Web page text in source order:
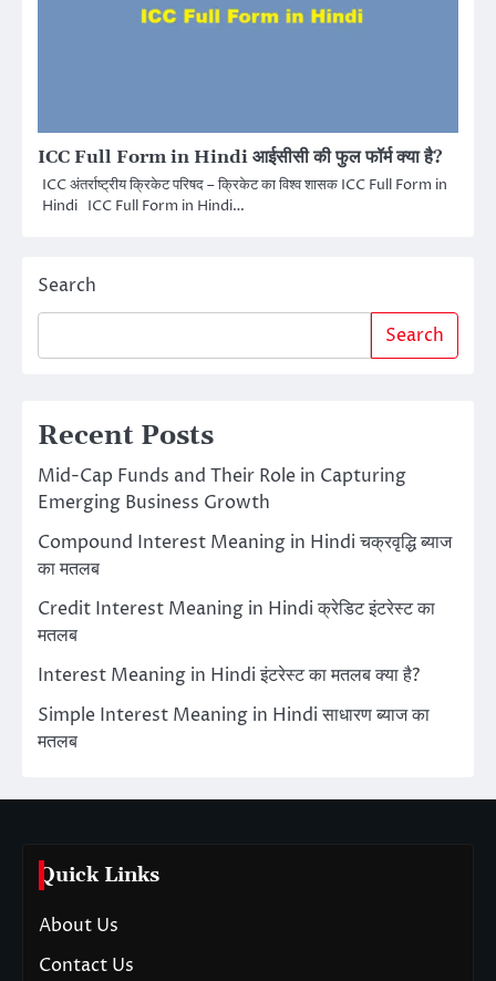
ICC Full Form in Hindi आईसीसी की फुल फॉर्म क्या है?
ICC अंतर्राष्ट्रीय क्रिकेट परिषद – क्रिकेट का विश्व शासक ICC Full Form in
Hindi ICC Full Form in Hindi…
Search
Search
Recent Posts
Mid-Cap Funds and Their Role in Capturing
Emerging Business Growth
Compound Interest Meaning in Hindi चक्रवृद्धि ब्याज
का मतलब
Credit Interest Meaning in Hindi क्रेडिट इंटरेस्ट का
मतलब
Interest Meaning in Hindi इंटरेस्ट का मतलब क्या है?
Simple Interest Meaning in Hindi साधारण ब्याज का
मतलब
Quick Links
About Us
Contact Us